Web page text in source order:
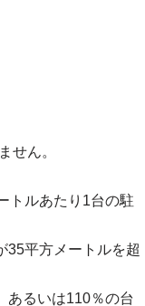
せん。
トルあたり1台の駐
35平方メートルを超
あるいは110％の台